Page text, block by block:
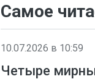
Самое
10.07.2026 в 10:59
Четыре